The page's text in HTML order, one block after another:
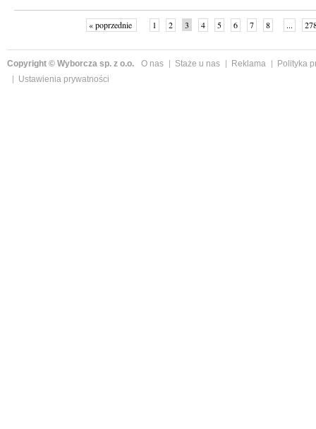
« poprzednie 1 2 3 4 5 6 7 8 ...
Copyright © Wyborcza sp. z o.o. O nas Staże u nas Reklama
Polityka
Ustawienia prywatności